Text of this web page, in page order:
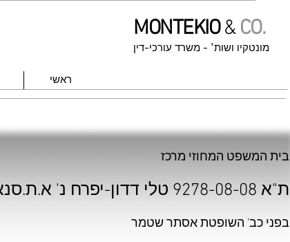
MONTEKIO&CO.
מונטקיו ושות' - משרד עורכי-דין
ראשי
בית המשפט המחוזי מרכז
ת"א 9278-08-08 טלי דדון-יפרח נ' א.ת.סנאפ בע"מ ואח'
בפני כב' השופטת אסתר שטמר